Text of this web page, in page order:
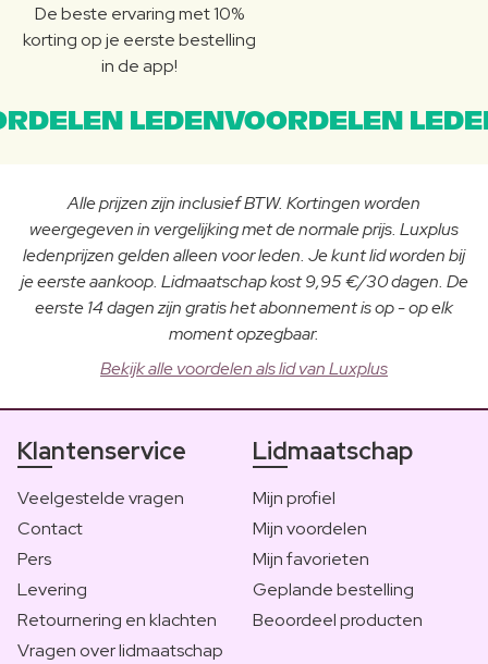
De beste ervaring met 10%
korting op je eerste bestelling
in de app!
LEDENVOORDELEN
Alle prijzen zijn inclusief BTW. Kortingen worden
weergegeven in vergelijking met de normale prijs. Luxplus
ledenprijzen gelden alleen voor leden. Je kunt lid worden bij
je eerste aankoop. Lidmaatschap kost 9,95 €/30 dagen. De
eerste 14 dagen zijn gratis het abonnement is op - op elk
moment opzegbaar.
Bekijk alle voordelen als lid van Luxplus
Klantenservice
Veelgestelde vragen
Contact
Pers
Levering
Retournering en klachten
Vragen over lidmaatschap
Lidmaatschap
Mijn profiel
Mijn voordelen
Mijn favorieten
Geplande bestelling
Beoordeel producten